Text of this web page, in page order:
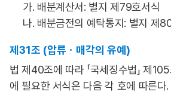
가. 배분계산서: 별지 제79호서식
나. 배분금전의 예탁통지: 별지 제
제31조 (압류ㆍ매각의 유예)
법 제40조에 따라 「국세징수법」 제
에 필요한 서식은 다음 각 호에 따른다.